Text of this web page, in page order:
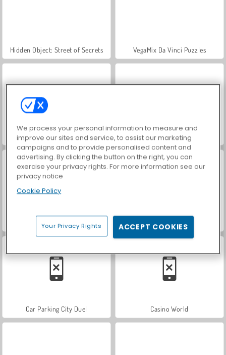
Hidden Object: Street of Secrets VegaMix Da Vinci Puzzles
ASMR Makeover & Makeup Studio World War 2 Shooter
Farm Merge Valley Let's Fish!
Car Parking City Duel Casino World
We process your personal information to measure and
improve our sites and service, to assist our marketing
campaigns and to provide personalised content and
advertising. By clicking the button on the right, you can
exercise your privacy rights. For more information see our
privacy notice
Cookie Policy
Your Privacy Rights ACCEPT COOKIES